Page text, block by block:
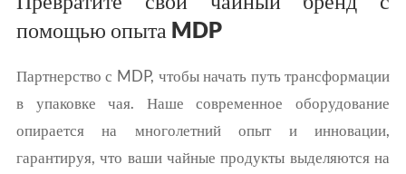
помощью опыта MDP
Партнерство с MDP, чтобы начать путь трансформации
в упаковке чая. Наше современное оборудование
опирается на многолетний опыт и инновации,
гарантируя, что ваши чайные продукты выделяются на